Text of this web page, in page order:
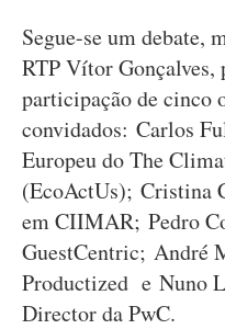
Segue-se um debate,
RTP Vítor Gonçalves,
participação de cinco
convidados: Carlos
Europeu do The
(EcoActUs); Cristina
em CIIMAR; Pedro
GuestCentric; André
Productized e Nuno
Director da PwC.